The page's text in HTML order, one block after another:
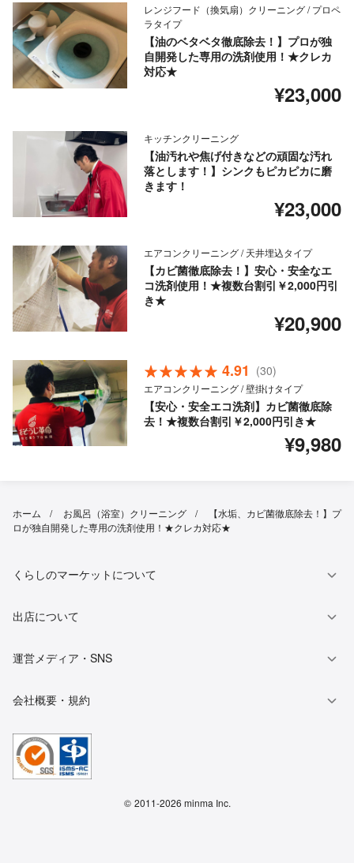
レンジフード（換気扇）クリーニング / プロペ
ラタイプ
【油のベタベタ徹底除去！】プロが独
自開発した専用の洗剤使用！★クレカ
対応★
¥23,000
キッチンクリーニング
【油汚れや焦げ付きなどの頑固な汚れ
落とします！】シンクもピカピカに磨
きます！
¥23,000
エアコンクリーニング / 天井埋込タイプ
【カビ菌徹底除去！】安心・安全なエ
コ洗剤使用！★複数台割引￥2,000円引
き★
¥20,900
4.91 (30)
エアコンクリーニング / 壁掛けタイプ
【安心・安全エコ洗剤】カビ菌徹底除
去！★複数台割引￥2,000円引き★
¥9,980
ホーム お風呂（浴室）クリーニング
【水垢、カビ菌徹底除去！】プ
ロが独自開発した専用の洗剤使用！★クレカ対応★
くらしのマーケットについて
出店について
運営メディア・SNS
会社概要・規約
© 2011-2026 minma Inc.